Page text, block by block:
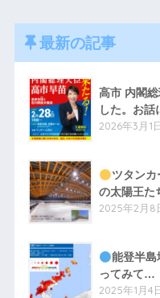
最新の記事
高市 内閣
した。お話
2026年3月1
ツタン
の太陽王た
2025年2月8
能登半
ってみて…
2025年1月4